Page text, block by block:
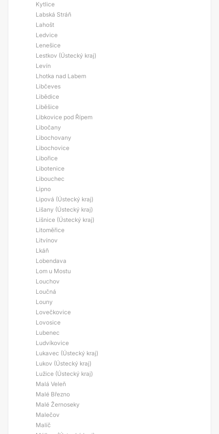
Kytlice
Labská Stráň
Lahošt
Ledvice
Lenešice
Lestkov (Ústecký kraj)
Levín
Lhotka nad Labem
Libčeves
Libědice
Liběšice
Libkovice pod Řípem
Libočany
Libochovany
Libochovice
Libořice
Libotenice
Libouchec
Lipno
Lipová (Ústecký kraj)
Lišany (Ústecký kraj)
Lišnice (Ústecký kraj)
Litoměřice
Litvínov
Lkáň
Lobendava
Lom u Mostu
Louchov
Loučná
Louny
Lovečkovice
Lovosice
Lubenec
Ludvíkovice
Lukavec (Ústecký kraj)
Lukov (Ústecký kraj)
Lužice (Ústecký kraj)
Malá Veleň
Malé Březno
Malé Žernoseky
Malečov
Malíč